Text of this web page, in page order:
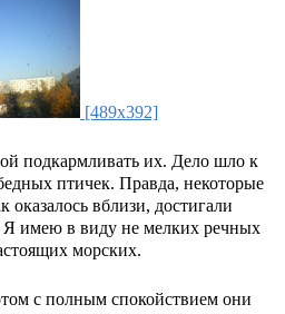
[489x392]
подкармливать их. Дело шло к
птичек. Правда, некоторые
вблизи, достигали
Я имею в виду не мелких речных
морских.
с полным спокойствием они